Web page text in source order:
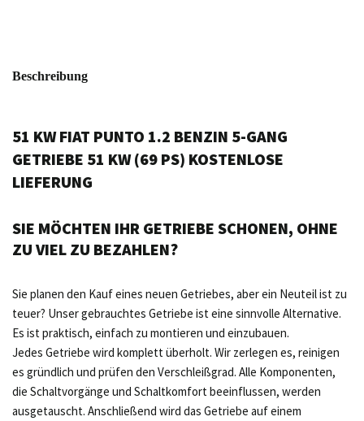
Beschreibung
51 KW FIAT PUNTO 1.2 BENZIN 5-GANG
GETRIEBE 51 KW (69 PS) KOSTENLOSE
LIEFERUNG
SIE MÖCHTEN IHR GETRIEBE SCHONEN, OHNE
ZU VIEL ZU BEZAHLEN?
Sie planen den Kauf eines neuen Getriebes, aber ein Neuteil ist zu
teuer? Unser gebrauchtes Getriebe ist eine sinnvolle Alternative.
Es ist praktisch, einfach zu montieren und einzubauen.
Jedes Getriebe wird komplett überholt. Wir zerlegen es, reinigen
es gründlich und prüfen den Verschleißgrad. Alle Komponenten,
die Schaltvorgänge und Schaltkomfort beeinflussen, werden
ausgetauscht. Anschließend wird das Getriebe auf einem